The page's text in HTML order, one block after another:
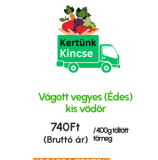
Vágott vegyes (Édes)
kis vödör
740Ft
(Bruttó ár)
/ 400g töltött
tömeg